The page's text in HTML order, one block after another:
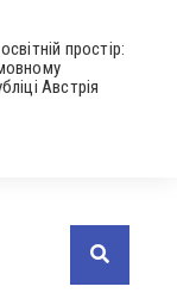
простір:
Австрія